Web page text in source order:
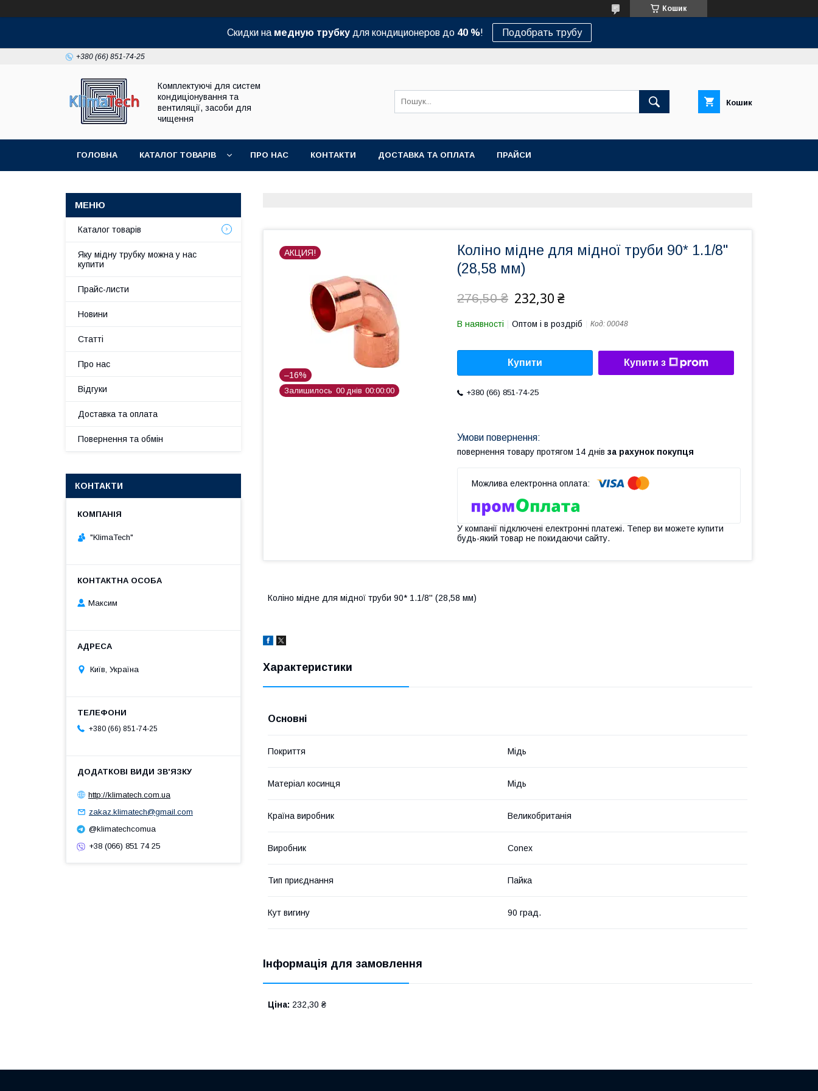
Кошик
Скидки на медную трубку для кондиционеров до 40 %! Подобрать трубу
+380 (66) 851-74-25
Комплектуючі для систем
кондиціонування та
вентиляції, засоби для
чищення
Кошик
ГОЛОВНА КАТАЛОГ ТОВАРІВ ПРО НАС КОНТАКТИ ДОСТАВКА ТА ОПЛАТА ПРАЙСИ
АКЦИЯ!
–16%
Залишилось 00 днів 00 00 00
Коліно мідне для мідної труби 90* 1.1/8''
(28,58 мм)
276,50 ₴ 232,30 ₴
В наявності Оптом і в роздріб Код: 00048
Купити Купити з
+380 (66) 851-74-25
повернення товару протягом 14 днів за рахунок покупця
У компанії підключені електронні платежі. Тепер ви можете купити
будь-який товар не покидаючи сайту.
Коліно мідне для мідної труби 90* 1.1/8'' (28,58 мм)
Характеристики
Основні
Покриття Мідь
Матеріал косинця Мідь
Країна виробник Великобританія
Виробник Conex
Тип приєднання Пайка
Кут вигину 90 град.
Інформація для замовлення
Ціна: 232,30 ₴
Каталог товарів
Яку мідну трубку можна у нас
купити
Прайс-листи
Новини
Статті
Про нас
Відгуки
Доставка та оплата
Повернення та обмін
КОНТАКТИ
"KlimaTech"
Максим
Київ, Україна
+380 (66) 851-74-25
http://klimatech.com.ua
zakaz.klimatech@gmail.com
@klimatechcomua
+38 (066) 851 74 25